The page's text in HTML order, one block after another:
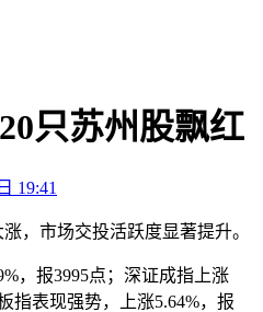
只苏州股飘红
19:41
，市场交投活跃度显著提升。
，报3995点 ；深证成指上涨
指表现强势，上涨5.64%，报